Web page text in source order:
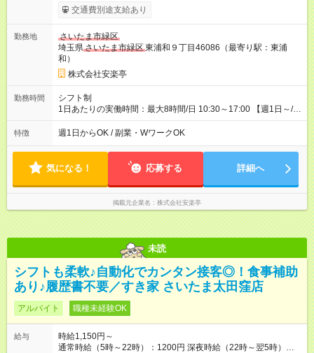
時給1150円 【試用期間】試用期間あり 試用期間の長さ：12ヶ
月 雇用形態、給与は本採用時と同じです。 ※最大12ヶ月の間
交通費別途支給あり
勤務地
さいたま市緑区
埼玉県さいたま市緑区東浦和９丁目46086（最寄り駅：東浦
和）
株式会社安楽亭
勤務時間
シフト制
1日あたりの実働時間：最大8時間/日 10:30～17:00 【週1日～/1
日3時間～OK！】 ＊レギュラー勤務ももちろん大歓迎！ 「子ど
ものお迎えまでの時間」 「ランチタイムだけ」 など、家庭の予
談可能◎
特徴 週1日からOK / 副業・WワークOK
気になる！ 応募する 詳細へ
掲載元企業名 株式会社安楽亭
未読
シフトも柔軟♪自動化でカンタン接客◎！食事補助
あり♪履歴書不要／すき家 さいたま太田窪店
アルバイト 職種未経験OK
給与
時給1,150円～
通常時給（5時～22時）：1200円 深夜時給（22時～翌5時）：